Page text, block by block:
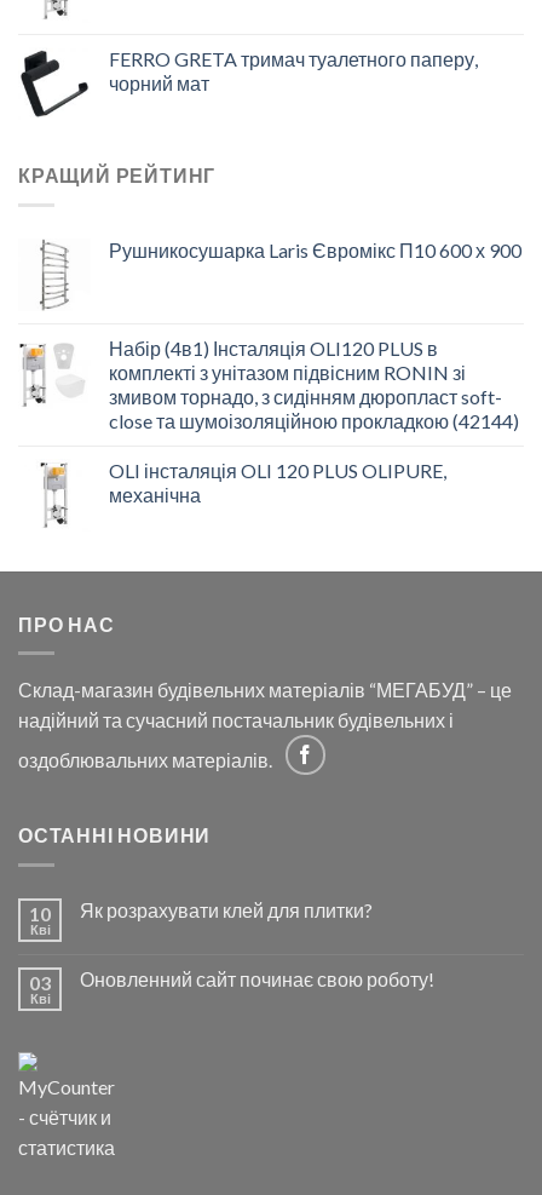
FERRO GRETA тримач туалетного паперу,
чорний мат
КРАЩИЙ РЕЙТИНГ
Рушникосушарка Laris Євромікс П10 600 х 900
Набір (4в1) Інсталяція OLI120 PLUS в
комплекті з унітазом підвісним RONIN зі
змивом торнадо, з сидінням дюропласт soft-
close та шумоізоляційною прокладкою (42144)
OLI інсталяція OLI 120 PLUS OLIPURE,
механічна
ПРО НАС
Склад-магазин будівельних матеріалів “МЕГАБУД” – це
надійний та сучасний постачальник будівельних і
оздоблювальних матеріалів.
ОСТАННІ НОВИНИ
10
Кві
Як розрахувати клей для плитки?
03
Кві
Оновленний сайт починає свою роботу!